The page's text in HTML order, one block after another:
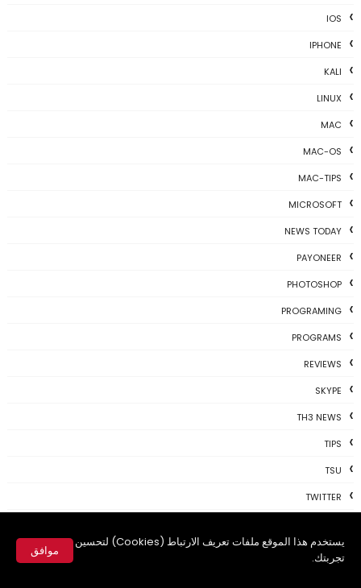
يستخدم هذا الموقع ملفات تعريف الارتباط (Cookies) لتحسين
تجربتك.
موافق
IOS
IPHONE
KALI
LINUX
MAC
MAC-OS
MAC-TIPS
MICROSOFT
NEWS TODAY
PAYONEER
PHOTOSHOP
PROGRAMING
PROGRAMS
REVIEWS
SKYPE
TH3 NEWS
TIPS
TSU
TWITTER
VIDEO